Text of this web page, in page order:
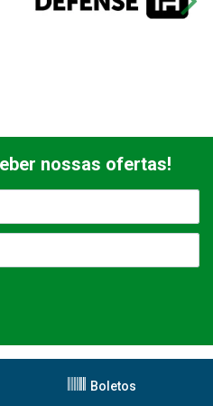
nossas ofertas!
Boletos